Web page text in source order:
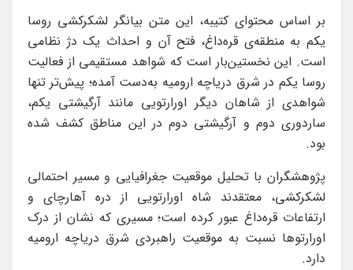
بر اساس محتوای کتیبه، این متن بیانگر لشکرکشی روسا
یکم به منطقه‌ی قره‌داغ، فتح آن و احداث یک دژ نظامی
است. این نخستین‌بار است که شواهد مستقیمی از فعالیت
روسا یکم در شرق دریاچه ارومیه به‌دست آمده؛ پیش‌تر تنها
شواهدی از شاهان دیگر اورارتویی مانند آرگیشتی یکم،
ساردوری دوم و آرگیشتی دوم در این مناطق کشف شده
بود.
پژوهشگران با تحلیل موقعیت جغرافیایی و مسیر احتمالی
لشکرکشی، معتقدند شاه اورارتویی از دره آهارچای و
ارتفاعات قره‌داغ عبور کرده است؛ مسیری که نشان از درک
اورارتوها نسبت به موقعیت راهبردی شرق دریاچه ارومیه
دارد.